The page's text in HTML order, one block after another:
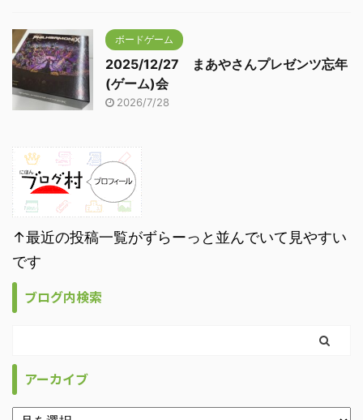
ボードゲーム
2025/12/27 まあやさんプレゼンツ忘年
(ゲーム)会
2026/7/28
↑最近の投稿一覧がずらーっと並んでいて見やすい
です
ブログ内検索
アーカイブ